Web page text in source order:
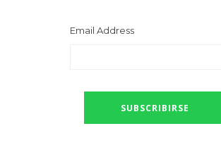
Email Address